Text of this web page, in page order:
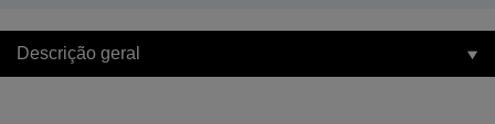
Descrição geral